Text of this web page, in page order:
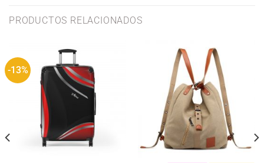
PRODUCTOS RELACIONADOS
-13%